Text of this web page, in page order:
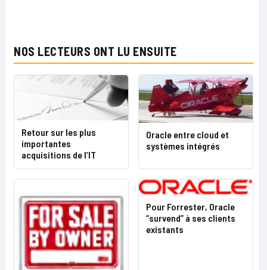
NOS LECTEURS ONT LU ENSUITE
Retour sur les plus
importantes
acquisitions de l’IT
Oracle entre cloud et
systèmes intégrés
Pour Forrester, Oracle
“survend” à ses clients
existants